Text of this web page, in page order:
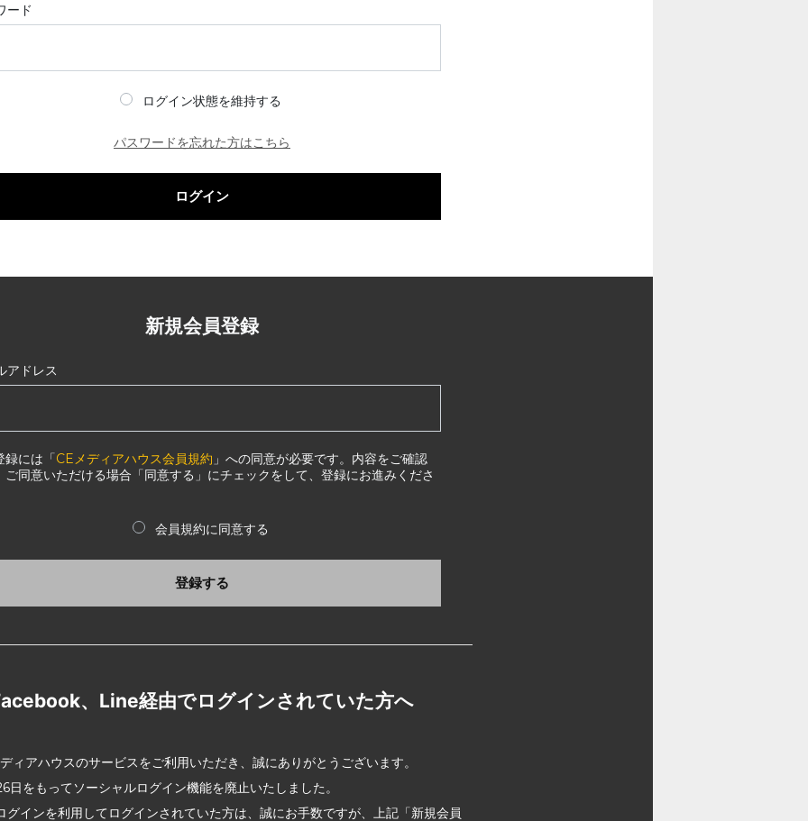
ード
ログイン状態を維持する
パスワードを忘れた方はこちら
ログイン
新規会員登録
アドレス
録には「CEメディアハウス会員規約 」への同意が必要です。内容をご確認
ご同意いただける場合「同意する」にチェックをして、登録にお進みくださ
会員規約に同意する
登録する
、Line経由でログインされていた方へ
ィアハウスのサービスをご利用いただき、誠にありがとうございます。
日をもってソーシャルログイン機能を廃止いたしました。
グインを利用してログインされていた方は、誠にお手数ですが、上記「新規会員